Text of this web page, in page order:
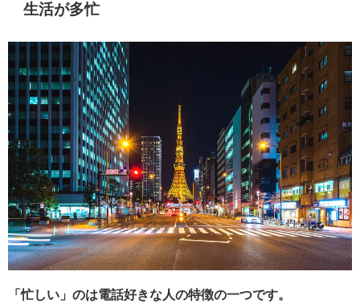
生活が多忙
「忙しい」のは電話好きな人の特徴の一つです。